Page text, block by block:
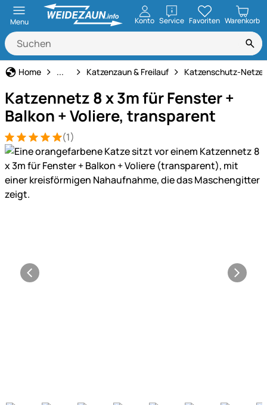
Menu Konto ServiceöffnenFavoriten Warenkorb
Home Katze
... Katzenzaun & Freilauf Katzenschutz-Netze
Katzennetz 8 x 3m für Fenster +
Balkon + Voliere, transparent
Bewertung: 5 von 5 (1 Bewertungen)
1 Bewertung (1)
Produktgalerie